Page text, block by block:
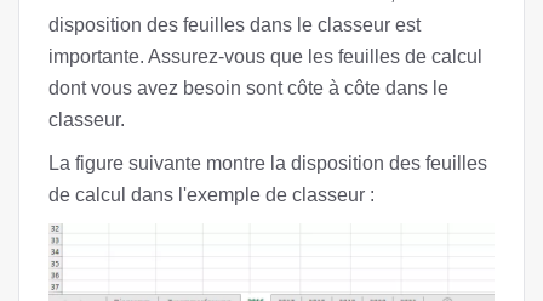
disposition des feuilles dans le classeur est
importante. Assurez-vous que les feuilles de calcul
dont vous avez besoin sont côte à côte dans le
classeur.
La figure suivante montre la disposition des feuilles
de calcul dans l'exemple de classeur :